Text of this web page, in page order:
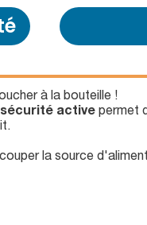
à la bouteille !
active permet
la source